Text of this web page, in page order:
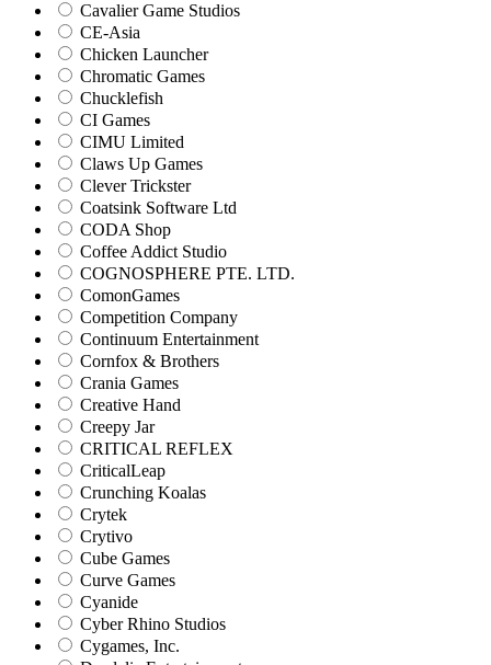
Cavalier Game Studios
CE-Asia
Chicken Launcher
Chromatic Games
Chucklefish
CI Games
CIMU Limited
Claws Up Games
Clever Trickster
Coatsink Software Ltd
CODA Shop
Coffee Addict Studio
COGNOSPHERE PTE. LTD.
ComonGames
Competition Company
Continuum Entertainment
Cornfox & Brothers
Crania Games
Creative Hand
Creepy Jar
CRITICAL REFLEX
CriticalLeap
Crunching Koalas
Crytek
Crytivo
Cube Games
Curve Games
Cyanide
Cyber Rhino Studios
Cygames, Inc.